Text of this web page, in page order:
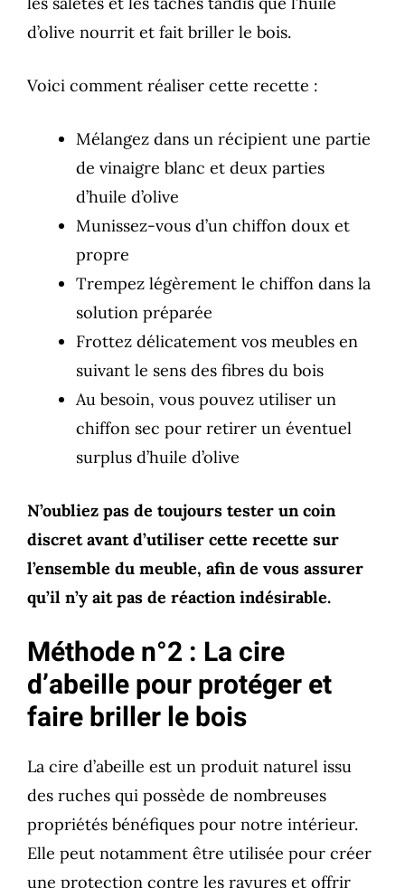
d’olive nourrit et fait briller le bois.
Voici comment réaliser cette recette :
Mélangez dans un récipient une partie
de vinaigre blanc et deux parties
d’huile d’olive
Munissez-vous d’un chiffon doux et
propre
Trempez légèrement le chiffon dans la
solution préparée
Frottez délicatement vos meubles en
suivant le sens des fibres du bois
Au besoin, vous pouvez utiliser un
chiffon sec pour retirer un éventuel
surplus d’huile d’olive
N’oubliez pas de toujours tester un coin
discret avant d’utiliser cette recette sur
l’ensemble du meuble, afin de vous assurer
qu’il n’y ait pas de réaction indésirable.
Méthode n°2 : La cire
d’abeille pour protéger et
faire briller le bois
La cire d’abeille est un produit naturel issu
des ruches qui possède de nombreuses
propriétés bénéfiques pour notre intérieur.
Elle peut notamment être utilisée pour créer
une protection contre les rayures et offrir